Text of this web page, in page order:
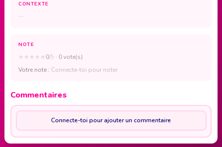
CONTEXTE
—
NOTE
★ ★ ★ ★ ★0/5 · 0 vote(s)
Votre note : Connecte-toi pour noter
Commentaires
Connecte-toi pour ajouter un commentaire